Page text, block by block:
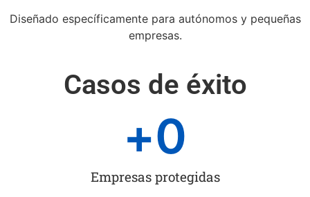
Diseñado específicamente para autónomos y pequeñas
empresas.
Casos de éxito
Empresas protegidas
+0